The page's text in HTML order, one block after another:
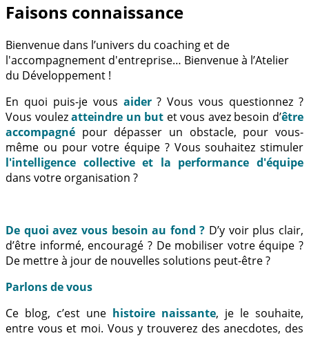
Faisons connaissance
Bienvenue dans l’univers du coaching et de
l'accompagnement d'entreprise… Bienvenue à l’Atelier
du Développement !
En quoi puis-je vous aider? Vous vous questionnez ?
Vous voulezatteindre un but et vous avez besoin d’être
accompagné pour dépasser un obstacle, pour vous-
même ou pour votre équipe ? Vous souhaitez stimuler
l'intelligence collective et la performance d'équipe
dans votre organisation ?
De quoi avez vous besoin au fond ? D’y voir plus clair,
d’être informé, encouragé ? De mobiliser votre équipe ?
De mettre à jour de nouvelles solutions peut-être ?
Parlons de vous
Ce blog, c’est une histoire naissante, je le souhaite,
entre vous et moi. Vous y trouverez des anecdotes, des